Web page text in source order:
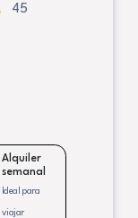
45
Alquiler
semanal
Ideal para
viajar